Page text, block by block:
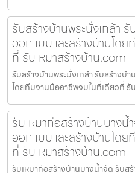
รับสร้างบ้านพระนั่งเกล้า
ออกแบบและสร้างบ้านโด
ที่ รับเหมาสร้างบ้าน.com
รับสร้างบ้านพระนั่งเกล้า รับสร้างบ้
โดยทีมงานมืออาชีพจบในที่เดียวที่
รับเหมาก่อสร้างบ้านบาง
ออกแบบและสร้างบ้านโด
ที่ รับเหมาสร้างบ้าน.com
รับเหมาก่อสร้างบ้านบางน้ำจืด รับส